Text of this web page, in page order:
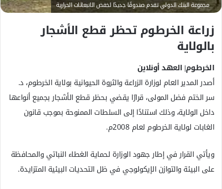
ت
ر
و
ا
مجموعة البنك الدولي تقدم صندوقًا جديدًا لخفض الانبعاثات الحرارية
زراعة الخرطوم تحظر قطع الأشجار
بالولاية
الخرطوم| العهد أونلاين
أصدر المدير العام لوزارة الزراعة والثروة الحيوانية بولاية الخرطوم، د.
سر الختم فضل المولى، قرارًا يقضي بحظر قطع الأشجار بجميع أنواعها
داخل الولاية، وذلك استنادًا إلى السلطات الممنوحة بموجب قانون
الغابات لولاية الخرطوم لعام 2008م.
ويأتي القرار في إطار جهود الوزارة لحماية الغطاء النباتي والمحافظة
على البيئة والتوازن الإيكولوجي في ظل التحديات البيئية المتزايدة.